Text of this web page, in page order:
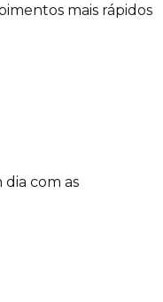
mais rápidos
com as